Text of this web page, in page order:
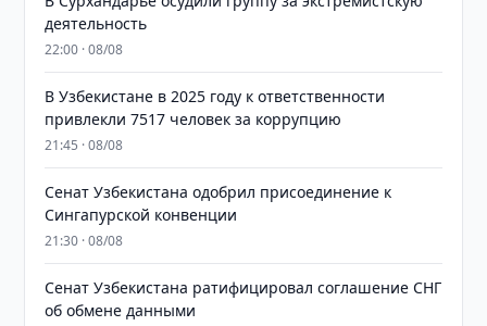
деятельность
22:00 · 08/08
В Узбекистане в 2025 году к ответственности
привлекли 7517 человек за коррупцию
21:45 · 08/08
Сенат Узбекистана одобрил присоединение к
Сингапурской конвенции
21:30 · 08/08
Сенат Узбекистана ратифицировал соглашение СНГ
об обмене данными